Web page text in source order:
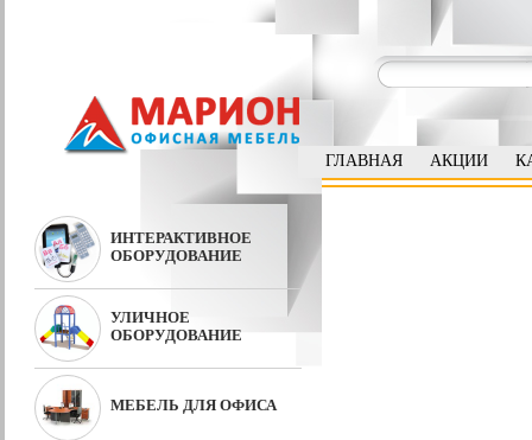
ГЛАВНАЯ АКЦИИ
ИНТЕРАКТИВНОЕ
ОБОРУДОВАНИЕ
УЛИЧНОЕ
ОБОРУДОВАНИЕ
МЕБЕЛЬ ДЛЯ ОФИСА